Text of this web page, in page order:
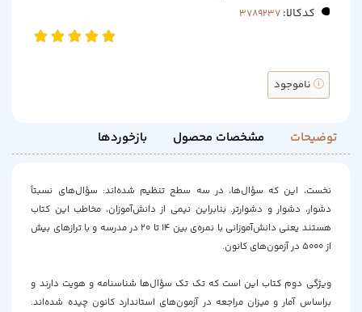
کدکالا:
ناموجود
توضیحات مشخصات محصول بازخوردها
نخست، این که سؤال‌ها، در سه سطح تنظیم شده‌اند: سؤال‌های نسبتاً
دشوار، دشوار و دشوارتر. بنابراین نیمی از دانش‌آموزان، مخاطب این کتاب
هستند یعنی دانش‌آموزانی با نمره‌ی بین 14 تا 20 در مدرسه و با ترازهای بیش
از 5000 در آزمون‌های کانون.
ویژگی‌ دوم کتاب این است که تک تک سؤال‌ها شناسنامه و هویت دارند و
براساس آمار و میزان مراجعه در آزمون‌های استاندارد کانون چیده شده‌اند.